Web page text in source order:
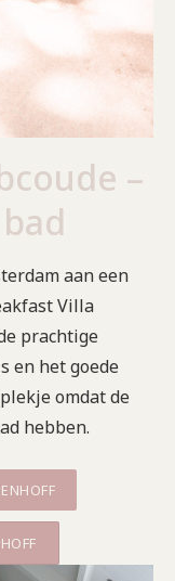
–
aan een
Villa
prachtige
en het goede
omdat de
hebben.